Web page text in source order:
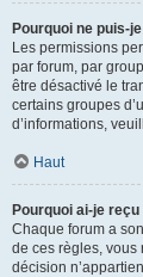
Pourquoi ne puis-
Les permissions
par forum, par
être désactivé le
certains groupes
d’informations,
Haut
Pourquoi ai-je
Chaque forum a
de ces règles, vous
décision